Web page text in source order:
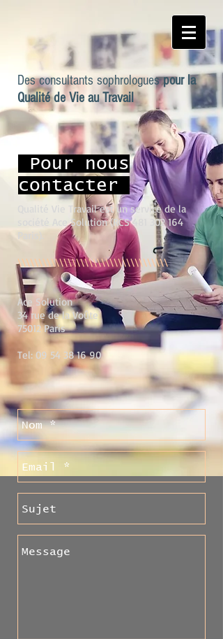
Des consultants sophrologuespour la
Qualité de Vie au Travail
Pour nous
contacter
Qualité Vie Travail est un service de la
société Ace Solution(RCS481 302 164
Paris).
\\\\\\\\\\\\\\\\\\\\\\\\\\\\\\\\\\\\
Ace Solution
34 rue de la Voûte
75012 Paris
Tel: 09 54 38 16 90